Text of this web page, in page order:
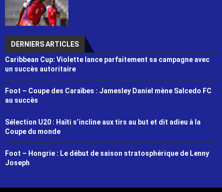
DERNIERS ARTICLES
Caribbean Cup: Violette lance parfaitement sa campagne avec
un succès autoritaire
Foot – Coupe des Caraïbes : Jamesley Daniel mène Salcedo FC
au succès
Sélection U20 : Haïti s’incline aux tirs au but et dit adieu à la
Coupe du monde
Foot – Hongrie : Le début de saison stratosphérique de Lenny
Joseph